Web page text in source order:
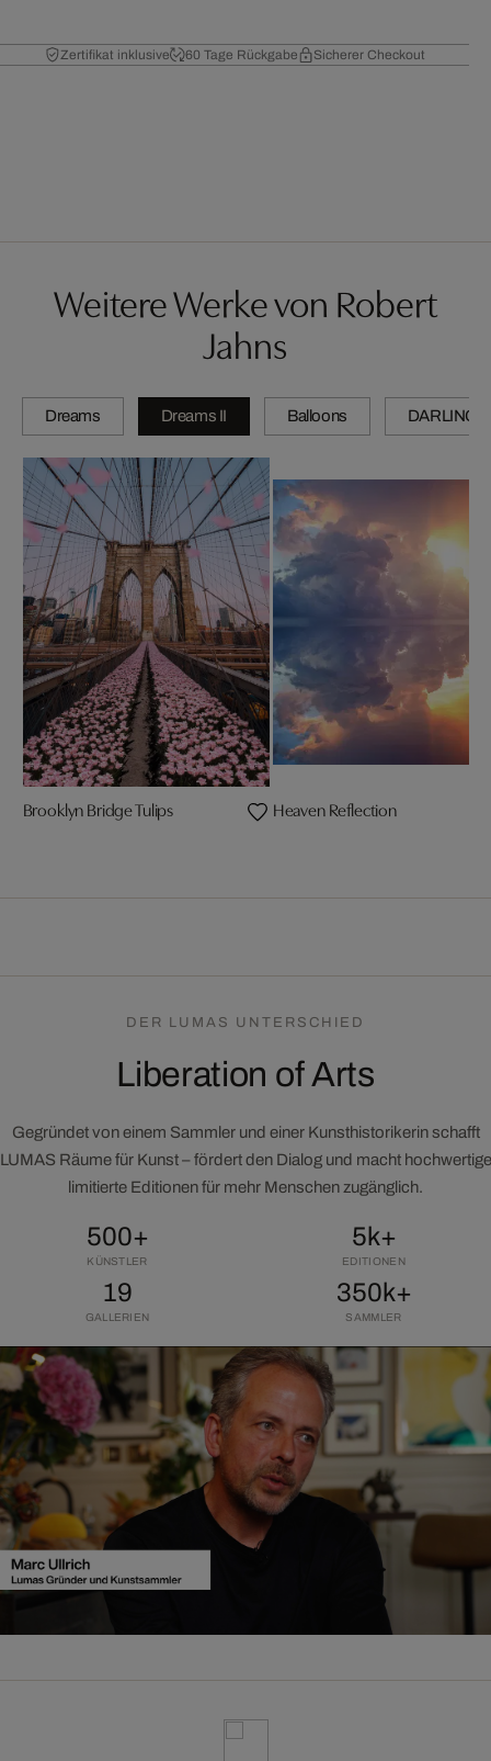
Zertifikat inklusive 60 Tage Rückgabe Sicherer Checkout
Weitere Werke von Robert
Jahns
Dreams Dreams II Balloons DARLINGS
Brooklyn Bridge Tulips Heaven Reflection
DER LUMAS UNTERSCHIED
Liberation of Arts
Gegründet von einem Sammler und einer Kunsthistorikerin schafft
LUMAS Räume für Kunst – fördert den Dialog und macht hochwertige
limitierte Editionen für mehr Menschen zugänglich.
500+
KÜNSTLER
5k+
EDITIONEN
19
GALLERIEN
350k+
SAMMLER